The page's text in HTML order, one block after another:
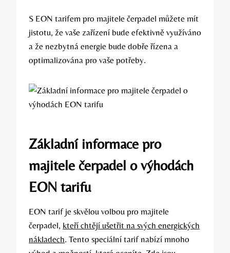
S EON tarifem pro majitele čerpadel můžete mít
jistotu, že vaše zařízení bude efektivně využíváno
a že nezbytná energie bude dobře řízena a
optimalizována pro vaše potřeby.
Základní informace pro
majitele čerpadel o výhodách
EON tarifu
EON tarif je skvělou volbou pro majitele
čerpadel, kteří chtějí ušetřit na svých energických
nákladech. Tento speciální tarif nabízí mnoho